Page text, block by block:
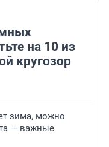
на 10 из
кругозор
зима, можно
— важные